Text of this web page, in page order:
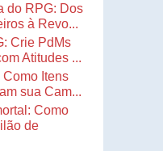
do RPG: Dos
à Revo...
Crie PdMs
Atitudes ...
Itens
sua Cam...
Como
de